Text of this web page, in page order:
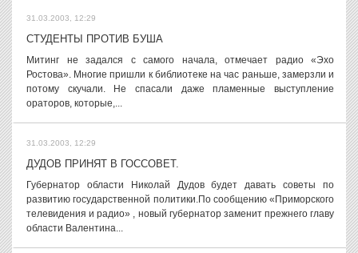
31.03.2003, 12:29
СТУДЕНТЫ ПРОТИВ БУША
Митинг не задался с самого начала, отмечает радио «Эхо
Ростова». Многие пришли к библиотеке на час раньше, замерзли и
потому скучали. Не спасали даже пламенные выступление
ораторов, которые,...
31.03.2003, 12:29
ДУДОВ ПРИНЯТ В ГОССОВЕТ.
Губернатор области Николай Дудов будет давать советы по
развитию государственной политики.По сообщению «Приморского
телевидения и радио» , новый губернатор заменит прежнего главу
области Валентина...